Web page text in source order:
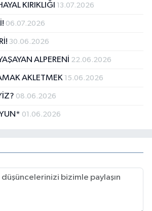
KIRIKLIĞI 13.07.2026
06.07.2026
30.06.2026
ALPERENİ 22.06.2026
AKLETMEK 15.06.2026
08.06.2026
01.06.2026